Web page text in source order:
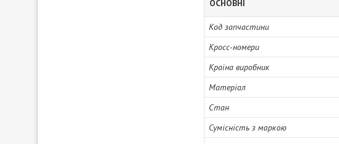
ОСНОВНІ
Код запчастини
Кросс-номери
Країна виробник
Матеріал
Стан
Сумісність з маркою